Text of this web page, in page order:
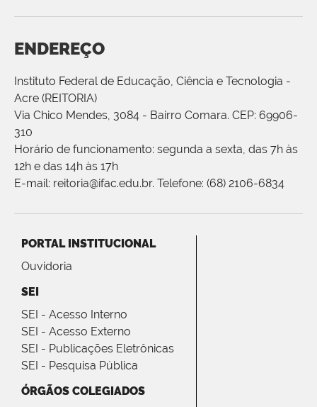
ENDEREÇO
Instituto Federal de Educação, Ciência e Tecnologia -
Acre (REITORIA)
Via Chico Mendes, 3084 - Bairro Comara. CEP: 69906-
310
Horário de funcionamento: segunda a sexta, das 7h às
12h e das 14h às 17h
E-mail: reitoria@ifac.edu.br. Telefone: (68) 2106-6834
PORTAL INSTITUCIONAL
Ouvidoria
SEI
SEI - Acesso Interno
SEI - Acesso Externo
SEI - Publicações Eletrônicas
SEI - Pesquisa Pública
ÓRGÃOS COLEGIADOS